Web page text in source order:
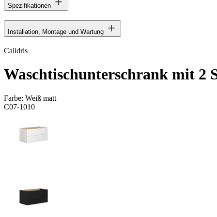
Spezifikationen
Installation, Montage und Wartung
Calidris
Waschtischunterschrank mit 2
Farbe: Weiß matt
C07-1010